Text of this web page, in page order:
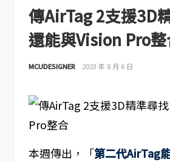
傳AirTag 2支援3D
還能與Vision Pro
MCUDESIGNER 2023 年 8 月 6 日
本週傳出，「第二代AirTag